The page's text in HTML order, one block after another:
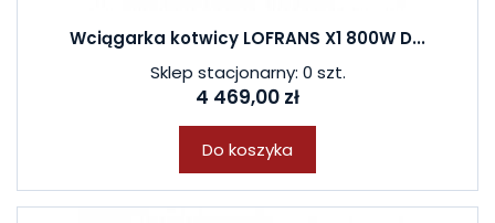
Wciągarka kotwicy LOFRANS X1 800W D...
Sklep stacjonarny: 0 szt.
4 469,00 zł
Do koszyka